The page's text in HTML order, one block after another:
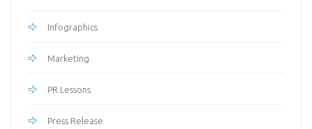
Infographics
Marketing
PR Lessons
Press Release